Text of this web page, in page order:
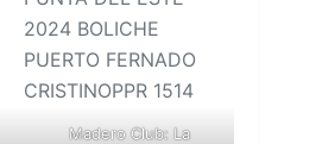
Madero Club: La